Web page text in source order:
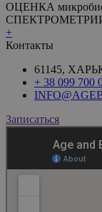
ОЦЕНКА
+
Контакты
61145,
+ 38 099 700
Записаться